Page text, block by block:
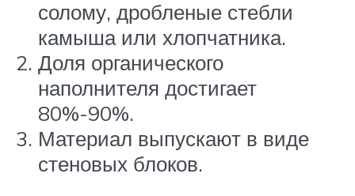
солому, дробленые стебли
камыша или хлопчатника.
Доля органического
наполнителя достигает
80%-90%.
Материал выпускают в виде
стеновых блоков.